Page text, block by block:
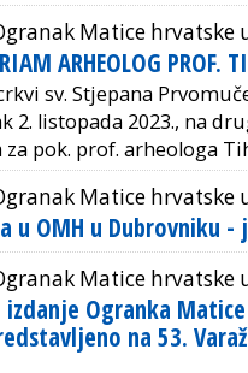
Matice hrvatske
ARHEOLOG PROF.
sv. Stjepana
2. listopada 2023., na
za pok. prof. arheologa
Matice hrvatske
u OMH u Dubrovniku -
Matice hrvatske
Ogranka
na 53.